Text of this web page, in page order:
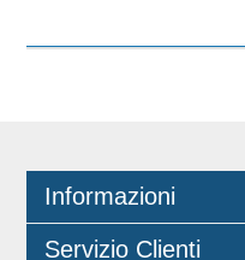
Informazioni
Servizio Clienti